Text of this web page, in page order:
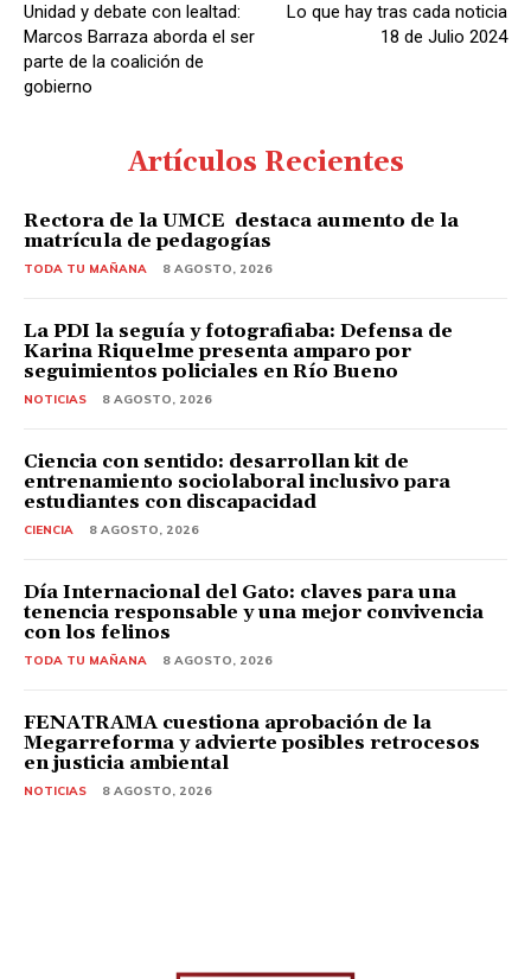
Unidad y debate con lealtad:
Marcos Barraza aborda el ser
parte de la coalición de
gobierno
Lo que hay tras cada noticia
18 de Julio 2024
Artículos Recientes
Rectora de la UMCE destaca aumento de la
matrícula de pedagogías
TODA TU MAÑANA 8 AGOSTO, 2026
La PDI la seguía y fotografiaba: Defensa de
Karina Riquelme presenta amparo por
seguimientos policiales en Río Bueno
NOTICIAS 8 AGOSTO, 2026
Ciencia con sentido: desarrollan kit de
entrenamiento sociolaboral inclusivo para
estudiantes con discapacidad
CIENCIA 8 AGOSTO, 2026
Día Internacional del Gato: claves para una
tenencia responsable y una mejor convivencia
con los felinos
TODA TU MAÑANA 8 AGOSTO, 2026
FENATRAMA cuestiona aprobación de la
Megarreforma y advierte posibles retrocesos
en justicia ambiental
NOTICIAS 8 AGOSTO, 2026